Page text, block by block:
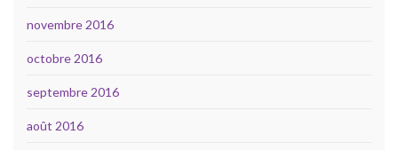
novembre 2016
octobre 2016
septembre 2016
août 2016